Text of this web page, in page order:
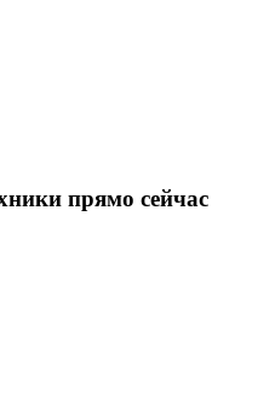
прямо сейчас